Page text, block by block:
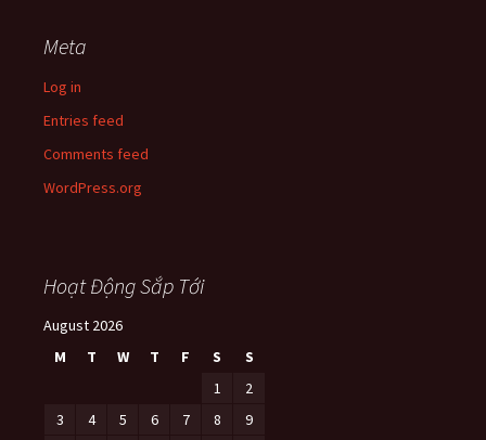
Meta
Log in
Entries feed
Comments feed
WordPress.org
Hoạt Động Sắp Tới
August 2026
M
T W T F S
S
1
2
3
4 5 6 7 8
9